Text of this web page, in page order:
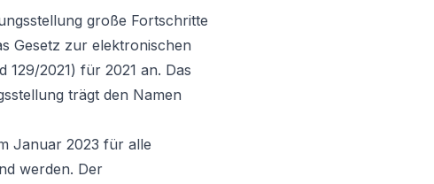
große Fortschritte
Gesetz zur elektronischen
129/2021) für 2021 an. Das
trägt den Namen
Januar 2023 für alle
werden. Der